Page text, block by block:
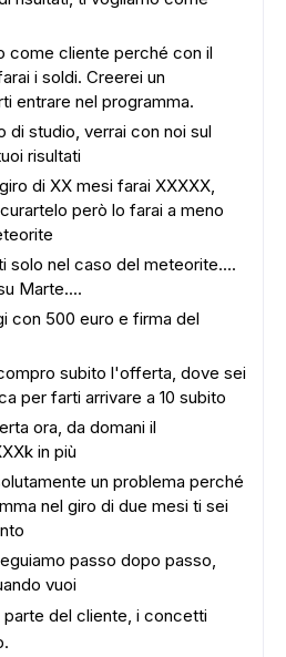
come cliente perché con il
i soldi. Creerei un
entrare nel programma.
di studio, verrai con noi sul
risultati
di XX mesi farai XXXXX,
però lo farai a meno
solo nel caso del meteorite....
Marte....
con 500 euro e firma del
subito l'offerta, dove sei
per farti arrivare a 10 subito
ora, da domani il
in più
un problema perché
nel giro di due mesi ti sei
passo dopo passo,
vuoi
del cliente, i concetti